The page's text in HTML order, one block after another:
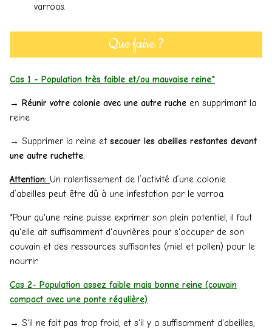
varroas.
Que faire ?
Cas 1 - Population très faible et/ou mauvaise reine*
→ Réunir votre colonie avec une autre ruche en supprimant la
reine.
→ Supprimer la reine et secouer les abeilles restantes devant
une autre ruchette.
Attention: Un ralentissement de l’activité d’une colonie
d’abeilles peut être dû à une infestation par le varroa.
*Pour qu'une reine puisse exprimer son plein potentiel, il faut
qu'elle ait suffisamment d'ouvrières pour s'occuper de son
couvain et des ressources suffisantes (miel et pollen) pour le
nourrir.
Cas 2- Population assez faible mais bonne reine (couvain
compact avec une ponte régulière)
→ S'il ne fait pas trop froid, et s'il y a suffisamment d'abeilles,